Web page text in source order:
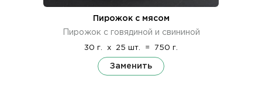
Пирожок с мясом
Пирожок с говядиной и свининой
30 г. x 25 шт. = 750 г.
Заменить